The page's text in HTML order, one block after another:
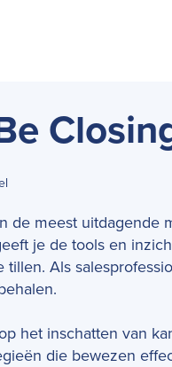
de meest
je de tools en
Als
het inschatten van
die bewezen